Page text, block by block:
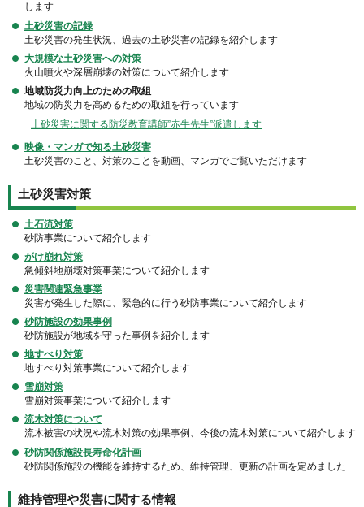
します
土砂災害の記録
土砂災害の発生状況、過去の土砂災害の記録を紹介します
大規模な土砂災害への対策
火山噴火や深層崩壊の対策について紹介します
地域防災力向上のための取組
地域の防災力を高めるための取組を行っています
土砂災害に関する防災教育講師”赤牛先生”派遣します
映像・マンガで知る土砂災害
土砂災害のこと、対策のことを動画、マンガでご覧いただけます
土砂災害対策
土石流対策
砂防事業について紹介します
がけ崩れ対策
急傾斜地崩壊対策事業について紹介します
災害関連緊急事業
災害が発生した際に、緊急的に行う砂防事業について紹介します
砂防施設の効果事例
砂防施設が地域を守った事例を紹介します
地すべり対策
地すべり対策事業について紹介します
雪崩対策
雪崩対策事業について紹介します
流木対策について
流木被害の状況や流木対策の効果事例、今後の流木対策について紹介します
砂防関係施設長寿命化計画
砂防関係施設の機能を維持するため、維持管理、更新の計画を定めました
維持管理や災害に関する情報